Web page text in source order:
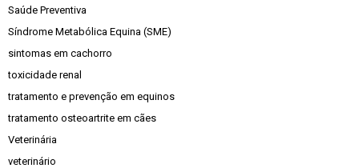
Saúde Preventiva
Síndrome Metabólica Equina (SME)
sintomas em cachorro
toxicidade renal
tratamento e prevenção em equinos
tratamento osteoartrite em cães
Veterinária
veterinário